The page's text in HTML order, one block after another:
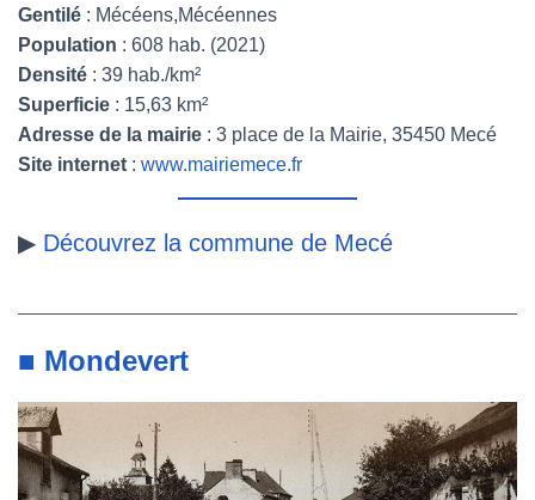
Gentilé : Mécéens,Mécéennes
Population : 608 hab. (2021)
Densité : 39 hab./km²
Superficie : 15,63 km²
Adresse de la mairie : 3 place de la Mairie, 35450 Mecé
Site internet : www.mairiemece.fr
▶ Découvrez la commune de Mecé
■ Mondevert